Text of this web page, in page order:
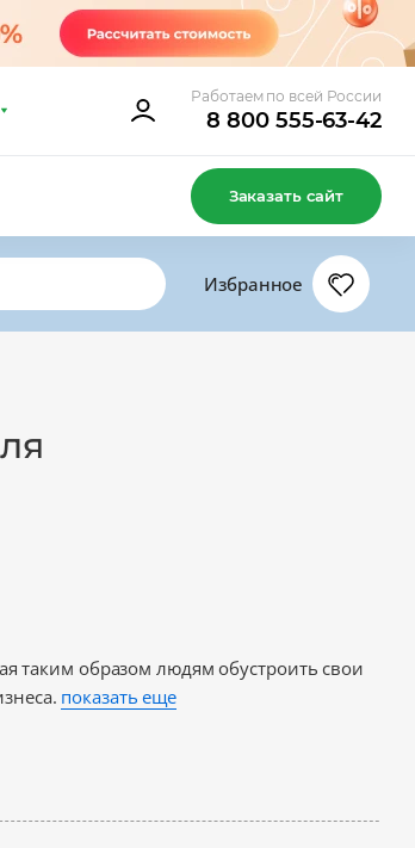
Работаем по всей России
8 800 555-63-42
Заказать сайт
Избранное
таким образом людям обустроить свои
показать еще